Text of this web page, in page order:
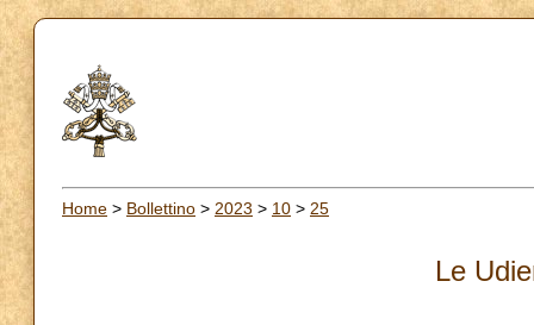
Home > Bollettino > 2023 > 10 > 25
Le